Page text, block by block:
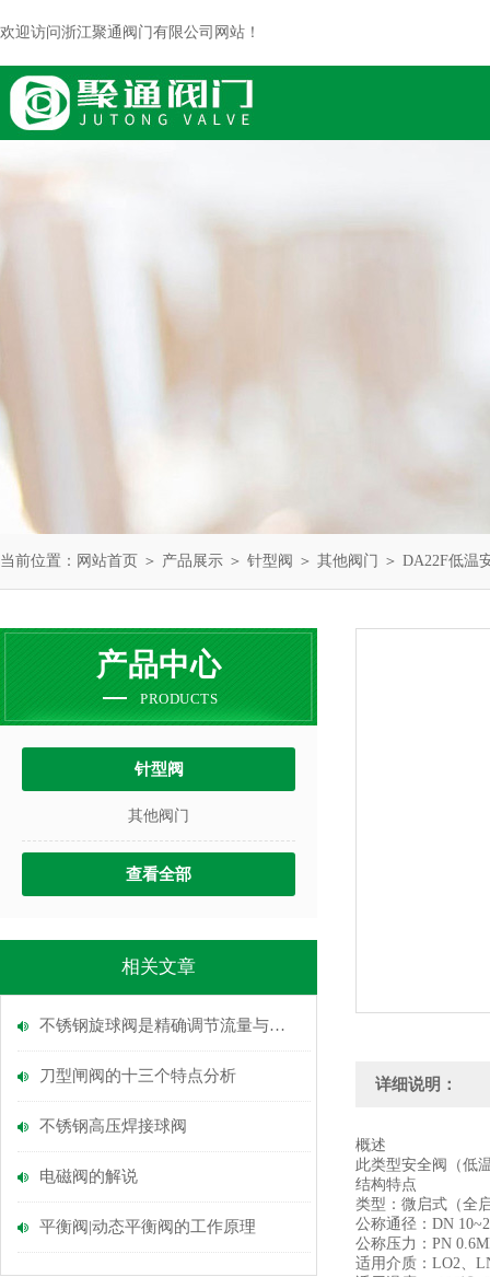
欢迎访问浙江聚通阀门有限公司网站！
当前位置： 网站首页 ＞ 产品展示 ＞ 针型阀 ＞ 其他阀门 ＞ DA22F低温
产品中心
PRODUCTS
针型阀
其他阀门
查看全部
相关文章
不锈钢旋球阀是精确调节流量与压力的理想选择
刀型闸阀的十三个特点分析
不锈钢高压焊接球阀
电磁阀的解说
平衡阀|动态平衡阀的工作原理
详细说明：
概述
此类型安全阀（低
结构特点
类型：微启式（全
公称通径：DN
公称压力：PN
适用介质：LO2、